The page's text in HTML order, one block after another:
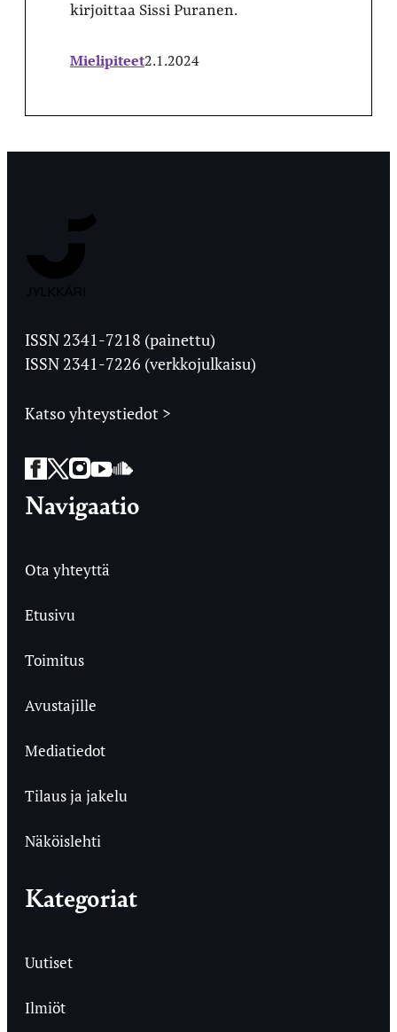
kirjoittaa Sissi Puranen.
Mielipiteet2.1.2024
Ylioppilaslehti
ISSN 2341-7218 (painettu)
ISSN 2341-7226 (verkkojulkaisu)
Katso yhteystiedot >
Facebook
Twitter
Instagram
YouTube
SoundCloud
Navigaatio
Ota yhteyttä
Etusivu
Toimitus
Avustajille
Mediatiedot
Tilaus ja jakelu
Näköislehti
Kategoriat
Uutiset
Ilmiöt